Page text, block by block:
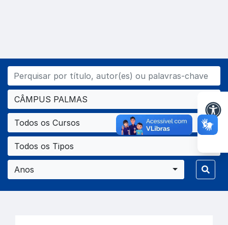
CÂMPUS PALMAS
Todos os Cursos
Todos os Tipos
Anos